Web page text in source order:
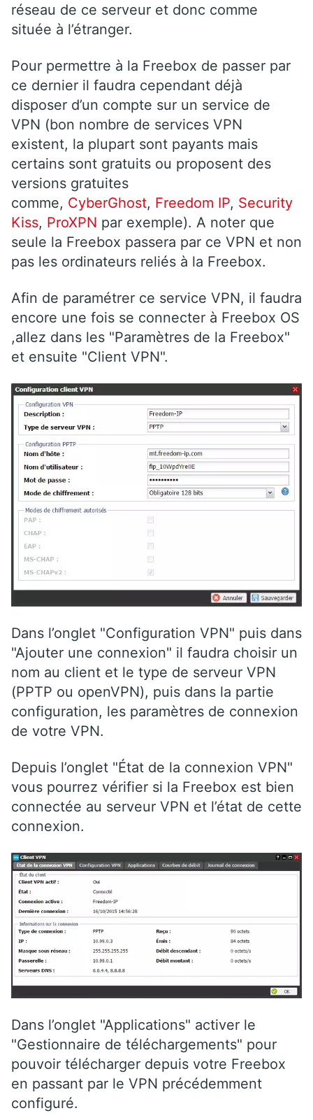
réseau de ce serveur et donc comme
située à l’étranger.
Pour permettre à la Freebox de passer par
ce dernier il faudra cependant déjà
disposer d’un compte sur un service de
VPN (bon nombre de services VPN
existent, la plupart sont payants mais
certains sont gratuits ou proposent des
versions gratuites
comme, CyberGhost, Freedom IP, Security
Kiss, ProXPN par exemple). A noter que
seule la Freebox passera par ce VPN et non
pas les ordinateurs reliés à la Freebox.
Afin de paramétrer ce service VPN, il faudra
encore une fois se connecter à Freebox OS
,allez dans les "Paramètres de la Freebox"
et ensuite "Client VPN".
Dans l’onglet "Configuration VPN" puis dans
"Ajouter une connexion" il faudra choisir un
nom au client et le type de serveur VPN
(PPTP ou openVPN), puis dans la partie
configuration, les paramètres de connexion
de votre VPN.
Depuis l’onglet "État de la connexion VPN"
vous pourrez vérifier si la Freebox est bien
connectée au serveur VPN et l’état de cette
connexion.
Dans l’onglet "Applications" activer le
"Gestionnaire de téléchargements" pour
pouvoir télécharger depuis votre Freebox
en passant par le VPN précédemment
configuré.